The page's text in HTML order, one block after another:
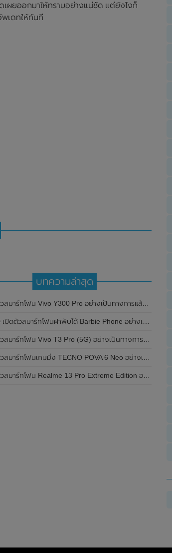
ผยออกมาให้ทราบอย่างแน่ชัด แต่ยังไงก็
พเดทให้ทันที
บทความล่าสุด
Vivo Y300 Pro อย่างเป็นทางการแล้วในประเทศจีน มาพร้อมดีไซน์พรีเมี่ยม ทนทาน และแบตเตอรี่สุดอึดขนาดใหญ่ 6,500mAh พร้อมรองรับการชาร์จไว 80W
ตัวสมาร์ทโฟนฝาพับได้ Barbie Phone อย่างเป็นทางการแล้ว มาพร้อมธีมสีชมพูสดใส
มาร์ทโฟน Vivo T3 Pro (5G) อย่างเป็นทางการแล้วในประเทศอินเดีย
ทโฟนเกมมิ่ง TECNO POVA 6 Neo อย่างเป็นทางการแล้วในประเทศไทย ในราคา 8,499 บาท
าร์ทโฟน Realme 13 Pro Extreme Edition อย่างเป็นทางการแล้วในประเทศจีน